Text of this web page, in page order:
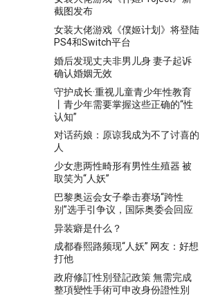
截图发布
女装大佬游戏《僕姬计划》将登陆
PS4和Switch平台
婚后发现丈夫非男儿身 妻子起诉
确认婚姻无效
守护成长·重视儿童青少年性教育
丨青少年需要掌握这些正确的“性
认知”
对话药娘：原谅我成为不了讨喜的
人
少女患两性畸形有男性生殖器 被
取笑为“人妖”
巴黎奥运会女子拳击赛场“跨性
别”选手引争议，国际奥委会回应
异装癖是什么？
成都春熙路频现“人妖” 网友：好想
打他
政府修訂性別登記政策 無需完成
整項變性手術可申改身份證性別